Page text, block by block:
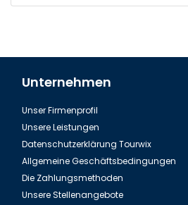
Unternehmen
Unser Firmenprofil
Unsere Leistungen
Datenschutzerklärung Tourwix
Allgemeine Geschäftsbedingungen
Die Zahlungsmethoden
Unsere Stellenangebote